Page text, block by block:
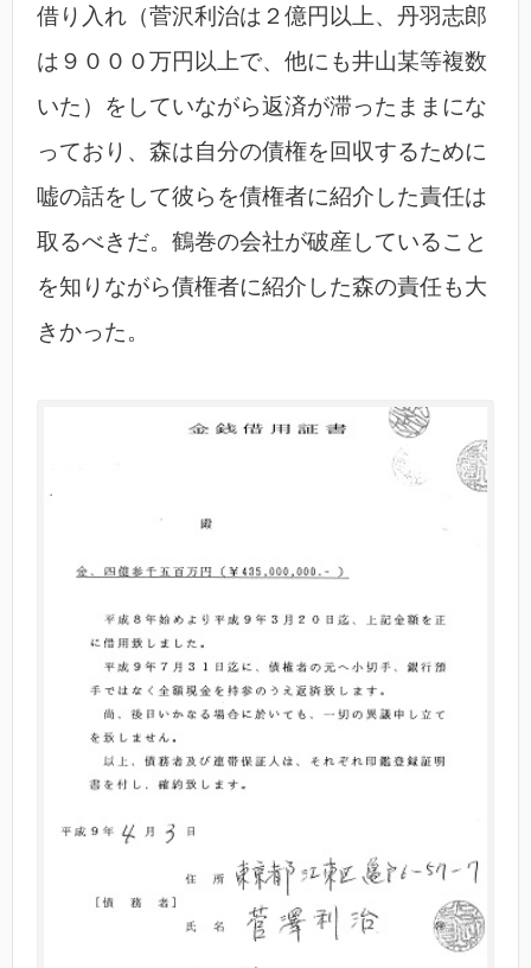
借り入れ（菅沢利治は２億円以上、丹羽志郎
は９０００万円以上で、他にも井山某等複数
いた）をしていながら返済が滞ったままにな
っており、森は自分の債権を回収するために
嘘の話をして彼らを債権者に紹介した責任は
取るべきだ。鶴巻の会社が破産していること
を知りながら債権者に紹介した森の責任も大
きかった。